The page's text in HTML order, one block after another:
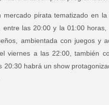
mercado pirata tematizado en
las 20:00 y la 01:00
ambientada con juegos y
viernes a las 22:00, también
20:30 habrá un show